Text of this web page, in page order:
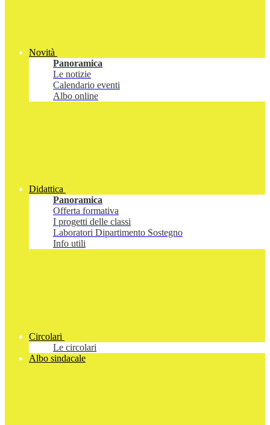
Novità
Panoramica
Le notizie
Calendario eventi
Albo online
Didattica
Panoramica
Offerta formativa
I progetti delle classi
Laboratori Dipartimento Sostegno
Info utili
Circolari
Le circolari
Albo sindacale